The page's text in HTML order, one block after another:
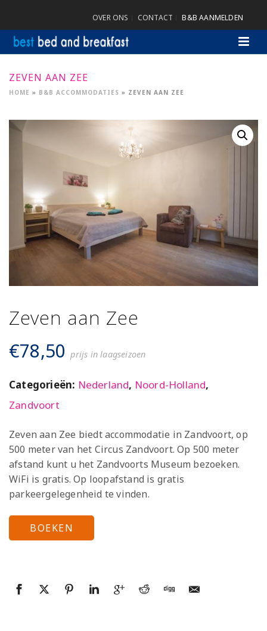
OVER ONS CONTACT B&B AANMELDEN
ZEVEN AAN ZEE
HOME » B&B ACCOMMODATIES » ZEVEN AAN ZEE
Zeven aan Zee
€78,50 prijs in laagseizoen
Categorieën: Nederland, Noord-Holland,
Zandvoort
Zeven aan Zee biedt accommodatie in Zandvoort, op
500 meter van het Circus Zandvoort. Op 500 meter
afstand kunt u het Zandvoorts Museum bezoeken.
WiFi is gratis. Op loopafstand is gratis
parkeergelegenheid te vinden.
BOEKEN